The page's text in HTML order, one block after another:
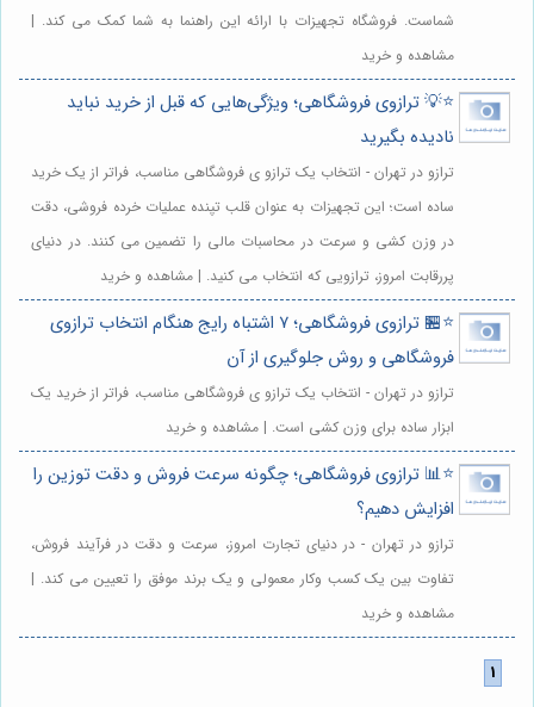
شماست. فروشگاه تجهیزات با ارائه این راهنما به شما کمک می کند. |
مشاهده و خرید
⭐️💡 ترازوی فروشگاهی؛ ویژگی‌هایی که قبل از خرید نباید
نادیده بگیرید
ترازو در تهران - انتخاب یک ترازو ی فروشگاهی مناسب، فراتر از یک خرید
ساده است؛ این تجهیزات به عنوان قلب تپنده عملیات خرده فروشی، دقت
در وزن کشی و سرعت در محاسبات مالی را تضمین می کنند. در دنیای
پررقابت امروز، ترازویی که انتخاب می کنید. | مشاهده و خرید
⭐️🏪 ترازوی فروشگاهی؛ ۷ اشتباه رایج هنگام انتخاب ترازوی
فروشگاهی و روش جلوگیری از آن
ترازو در تهران - انتخاب یک ترازو ی فروشگاهی مناسب، فراتر از خرید یک
ابزار ساده برای وزن کشی است. | مشاهده و خرید
⭐️📊 ترازوی فروشگاهی؛ چگونه سرعت فروش و دقت توزین را
افزایش دهیم؟
ترازو در تهران - در دنیای تجارت امروز، سرعت و دقت در فرآیند فروش،
تفاوت بین یک کسب وکار معمولی و یک برند موفق را تعیین می کند. |
مشاهده و خرید